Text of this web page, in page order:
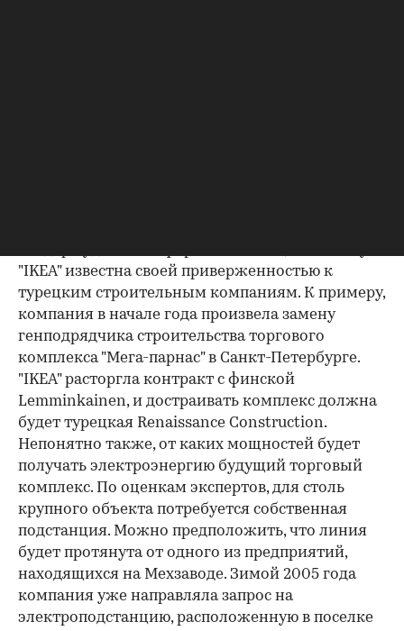
"IKEA" известна своей приверженностью к
турецким строительным компаниям. К примеру,
компания в начале года произвела замену
генподрядчика строительства торгового
комплекса "Мега-парнас" в Санкт-Петербурге.
"IKEA" расторгла контракт с финской
Lemminkainen, и достраивать комплекс должна
будет турецкая Renaissance Construction.
Непонятно также, от каких мощностей будет
получать электроэнергию будущий торговый
комплекс. По оценкам экспертов, для столь
крупного объекта потребуется собственная
подстанция. Можно предположить, что линия
будет протянута от одного из предприятий,
находящихся на Мехзаводе. Зимой 2005 года
компания уже направляла запрос на
электроподстанцию, расположенную в поселке